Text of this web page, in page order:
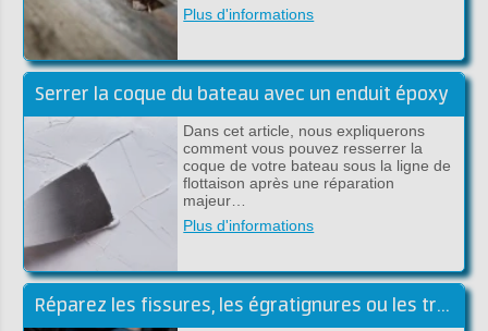
Plus d'informations
Serrer la coque du bateau avec un enduit époxy
Dans cet article, nous expliquerons
comment vous pouvez resserrer la
coque de votre bateau sous la ligne de
flottaison après une réparation
majeur…
Plus d'informations
Réparez les fissures, les égratignures ou les trous sous la ligne de flottaison